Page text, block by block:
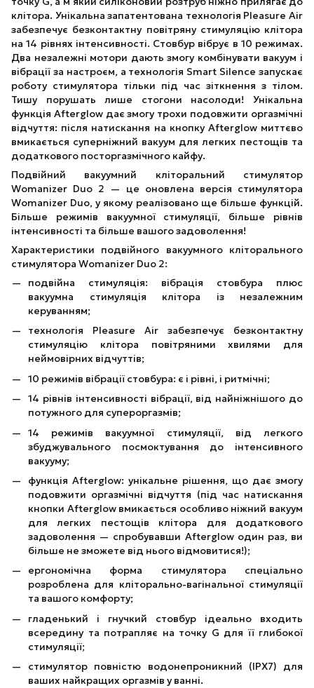
клітора. Унікальна запатентована технологія Pleasure Air
забезпечує безконтактну повітряну стимуляцію клітора
на 14 рівнях інтенсивності. Стовбур вібрує в 10 режимах.
Два незалежні мотори дають змогу комбінувати вакуум і
вібрації за настроєм, а технологія Smart Silence запускає
роботу стимулятора тільки під час зіткнення з тілом.
Тишу порушать лише стогони насолоди! Унікальна
функція Afterglow дає змогу трохи подовжити оргазмічні
відчуття: після натискання на кнопку Afterglow миттєво
вмикається суперніжний вакуум для легких пестощів та
додаткового посторгазмічного кайфу.
Подвійний вакуумний кліторальний стимулятор
Womanizer Duo 2 — це оновлена версія стимулятора
Womanizer Duo, у якому реалізовано ще більше функцій.
Більше режимів вакуумної стимуляції, більше рівнів
інтенсивності та більше вашого задоволення!
Характеристики подвійного вакуумного кліторального
стимулятора Womanizer Duo 2:
подвійна стимуляція: вібрація стовбура плюс
вакуумна стимуляція клітора із незалежним
керуванням;
технологія Pleasure Air забезпечує безконтактну
стимуляцію клітора повітряними хвилями для
неймовірних відчуттів;
10 режимів вібрації стовбура: є і рівні, і ритмічні;
14 рівнів інтенсивності вібрації, від найніжнішого до
потужного для супероргазмів;
14 режимів вакуумної стимуляції, від легкого
збуджувального посмоктування до інтенсивного
вакууму;
функція Afterglow: унікальне рішення, що дає змогу
подовжити оргазмічні відчуття (під час натискання
кнопки Afterglow вмикається особливо ніжний вакуум
для легких пестощів клітора для додаткового
задоволення — спробувавши Afterglow один раз, ви
більше не зможете від нього відмовитися!);
ергономічна форма стимулятора спеціально
розроблена для кліторально-вагінальної стимуляції
та вашого комфорту;
гладенький і гнучкий стовбур ідеально входить
всередину та потрапляє на точку G для її глибокої
стимуляції;
стимулятор повністю водонепроникний (IPX7) для
ваших найкращих оргазмів у ванні.